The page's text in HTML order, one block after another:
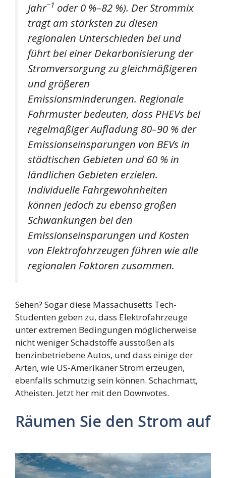
Jahr−1 oder 0 %–82 %). Der Strommix
trägt am stärksten zu diesen
regionalen Unterschieden bei und
führt bei einer Dekarbonisierung der
Stromversorgung zu gleichmäßigeren
und größeren
Emissionsminderungen. Regionale
Fahrmuster bedeuten, dass PHEVs bei
regelmäßiger Aufladung 80–90 % der
Emissionseinsparungen von BEVs in
städtischen Gebieten und 60 % in
ländlichen Gebieten erzielen.
Individuelle Fahrgewohnheiten
können jedoch zu ebenso großen
Schwankungen bei den
Emissionseinsparungen und Kosten
von Elektrofahrzeugen führen wie alle
regionalen Faktoren zusammen.
Sehen? Sogar diese Massachusetts Tech-
Studenten geben zu, dass Elektrofahrzeuge
unter extremen Bedingungen möglicherweise
nicht weniger Schadstoffe ausstoßen als
benzinbetriebene Autos, und dass einige der
Arten, wie US-Amerikaner Strom erzeugen,
ebenfalls schmutzig sein können. Schachmatt,
Atheisten. Jetzt her mit den Downvotes.
Räumen Sie den Strom auf